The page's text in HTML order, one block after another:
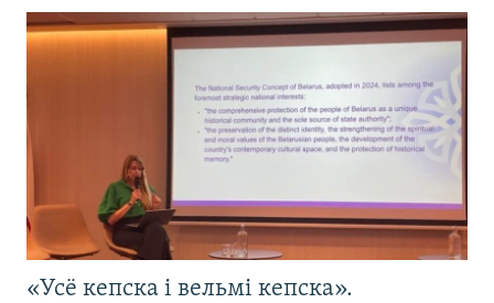
«Усё кепска і вельмі кепска».